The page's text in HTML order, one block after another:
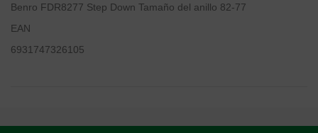
Benro FDR8277 Step Down Tamaño del anillo 82-77
EAN
6931747326105